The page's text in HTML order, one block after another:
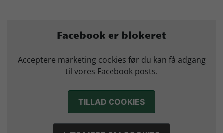
Marius Nørsøller udlejes til HØJ Elite
Morten Vium takker af efter 17 sæsoner i grønt
12. juli 2026
Facebook er blokeret
Acceptere marketing cookies før du kan få adgang
til vores Facebook posts.
TILLAD COOKIES